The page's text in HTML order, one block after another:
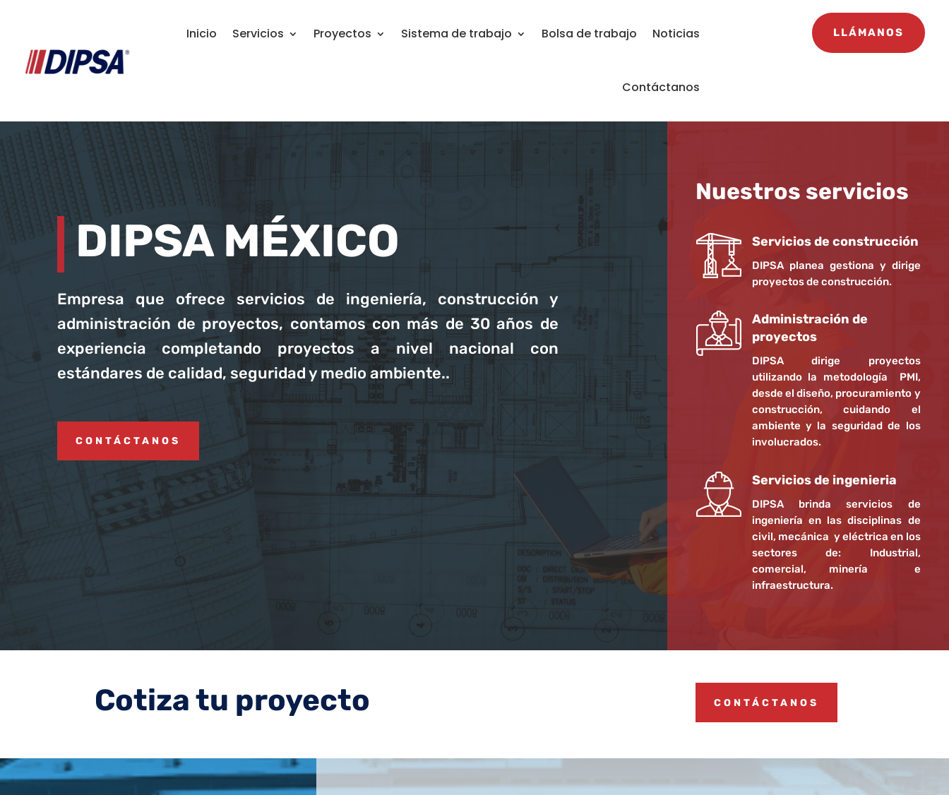
Inicio Servicios Proyectos Sistema de trabajo Bolsa de trabajo Noticias
Contáctanos
LLÁMANOS
DIPSA MÉXICO
Empresa que ofrece servicios de ingeniería, construcción y
administración de proyectos, contamos con más de 30 años de
experiencia completando proyectos a nivel nacional con
estándares de calidad, seguridad y medio ambiente..
CONTÁCTANOS
Nuestros servicios
Servicios de construcción
DIPSA planea gestiona y dirige
proyectos de construcción.
Administración de
proyectos
DIPSA dirige proyectos
utilizando la metodología PMI,
desde el diseño, procuramiento y
construcción, cuidando el
ambiente y la seguridad de los
involucrados.
Servicios de ingenieria
DIPSA brinda servicios de
ingeniería en las disciplinas de
civil, mecánica y eléctrica en los
sectores de: Industrial,
comercial, minería e
infraestructura.
Cotiza tu proyecto CONTÁCTANOS